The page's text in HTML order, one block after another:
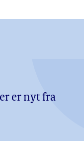
er nyt fra